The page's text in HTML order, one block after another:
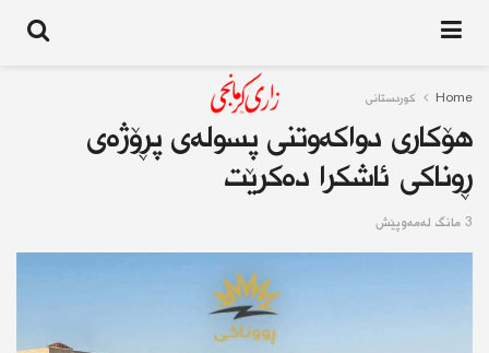
Home کوردستانى
هۆكاری دواكەوتنی پسولەی پڕۆژەی
ڕوناكی ئاشكرا دەكرێت
3 مانگ له‌مه‌وپێش